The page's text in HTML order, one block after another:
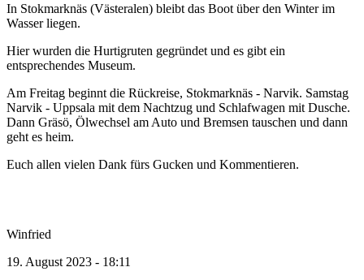
In Stokmarknäs (Västeralen) bleibt das Boot über den Winter im
Wasser liegen.
Hier wurden die Hurtigruten gegründet und es gibt ein
entsprechendes Museum.
Am Freitag beginnt die Rückreise, Stokmarknäs - Narvik. Samstag
Narvik - Uppsala mit dem Nachtzug und Schlafwagen mit Dusche.
Dann Gräsö, Ölwechsel am Auto und Bremsen tauschen und dann
geht es heim.
Euch allen vielen Dank fürs Gucken und Kommentieren.
Winfried
19. August 2023 - 18:11